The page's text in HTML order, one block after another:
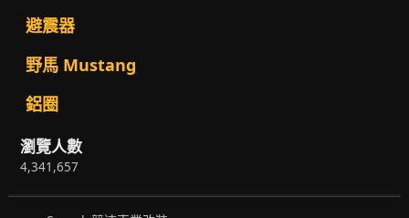
避震器
野馬 Mustang
鋁圈
瀏覽人數
4,341,657